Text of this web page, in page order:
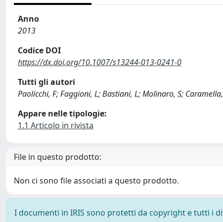
Anno
2013
Codice DOI
https://dx.doi.org/10.1007/s13244-013-0241-0
Tutti gli autori
Paolicchi, F; Faggioni, L; Bastiani, L; Molinaro, S;
Appare nelle tipologie:
1.1 Articolo in rivista
File in questo prodotto:
Non ci sono file associati a questo prodotto.
I documenti in IRIS sono protetti da copyright e tutti i